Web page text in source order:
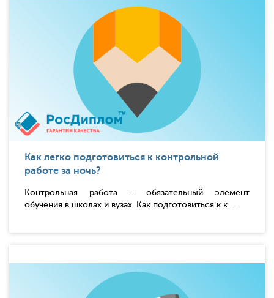
Как легко подготовиться к контрольной
работе за ночь?
Контрольная работа – обязательный элемент
обучения в школах и вузах. Как подготовиться к к ...